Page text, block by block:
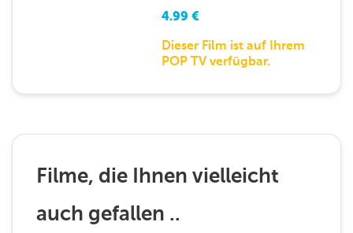
4.99 €
Dieser Film ist auf Ihrem
POP TV verfügbar.
Filme, die Ihnen vielleicht
auch gefallen ..